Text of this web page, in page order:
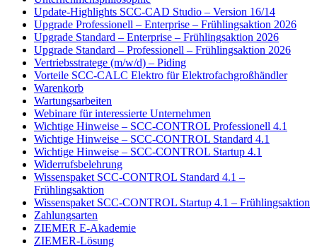
Update-Highlights SCC-CAD Studio – Version 16/14
Upgrade Professionell – Enterprise – Frühlingsaktion 2026
Upgrade Standard – Enterprise – Frühlingsaktion 2026
Upgrade Standard – Professionell – Frühlingsaktion 2026
Vertriebsstratege (m/w/d) – Piding
Vorteile SCC-CALC Elektro für Elektrofachgroßhändler
Warenkorb
Wartungsarbeiten
Webinare für interessierte Unternehmen
Wichtige Hinweise – SCC-CONTROL Professionell 4.1
Wichtige Hinweise – SCC-CONTROL Standard 4.1
Wichtige Hinweise – SCC-CONTROL Startup 4.1
Widerrufsbelehrung
Wissenspaket SCC-CONTROL Standard 4.1 –
Frühlingsaktion
Wissenspaket SCC-CONTROL Startup 4.1 – Frühlingsaktion
Zahlungsarten
ZIEMER E-Akademie
ZIEMER-Lösung